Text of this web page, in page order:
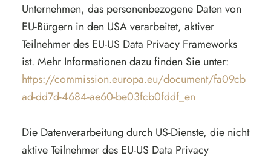
Unternehmen, das personenbezogene Daten von
EU-Bürgern in den USA verarbeitet, aktiver
Teilnehmer des EU-US Data Privacy Frameworks
ist. Mehr Informationen dazu finden Sie unter:
https://commission.europa.eu/document/fa09cb
ad-dd7d-4684-ae60-be03fcb0fddf_en
Die Datenverarbeitung durch US-Dienste, die nicht
aktive Teilnehmer des EU-US Data Privacy